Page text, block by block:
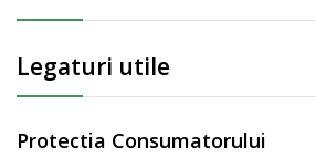
Legaturi utile
Protectia Consumatorului